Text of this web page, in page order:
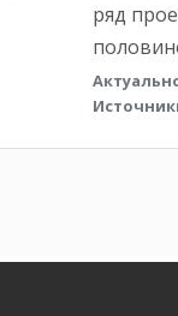
ряд